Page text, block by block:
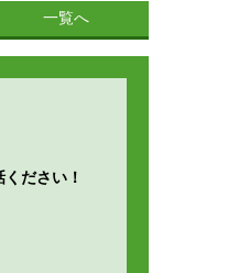
一覧へ
ださい！